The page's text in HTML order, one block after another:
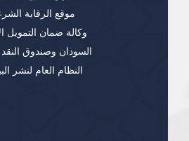
موقع الرقابة
وكالة ضمان التمويل
السودان وصندوق النقد
النظام العام لنشر